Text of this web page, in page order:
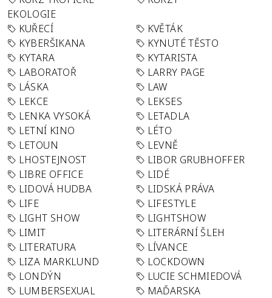
EKOLOGIE
KUŘECÍ
KVĚTÁK
KYBERŠIKANA
KYNUTÉ TĚSTO
KYTARA
KYTARISTA
LABORATOŘ
LARRY PAGE
LÁSKA
LAW
LEKCE
LEKSES
LENKA VYSOKÁ
LETADLA
LETNÍ KINO
LÉTO
LETOUN
LEVNĚ
LHOSTEJNOST
LIBOR GRUBHOFFER
LIBRE OFFICE
LIDÉ
LIDOVÁ HUDBA
LIDSKÁ PRÁVA
LIFE
LIFESTYLE
LIGHT SHOW
LIGHTSHOW
LIMIT
LITERÁRNÍ ŠLEH
LITERATURA
LÍVANCE
LIZA MARKLUND
LOCKDOWN
LONDÝN
LUCIE SCHMIEDOVÁ
LUMBERSEXUAL
MAĎARSKA